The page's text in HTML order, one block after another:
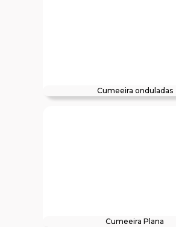
Cumeeira onduladas
Cumeeira Plana